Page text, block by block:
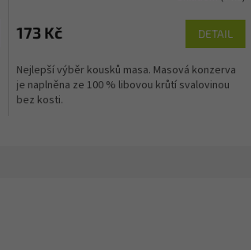
produktu
je
z
5
hvězdiček.
173 Kč DETAIL
Nejlepší výběr kousků masa. Masová konzerva
je naplněna ze 100 % libovou krůtí svalovinou
bez kosti.